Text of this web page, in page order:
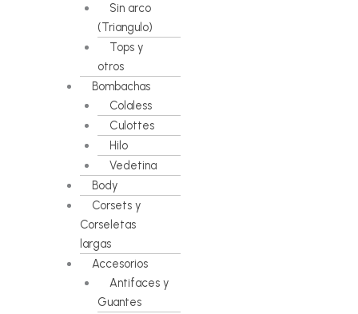
Sin arco
(Triangulo)
Tops y
otros
Bombachas
Colaless
Culottes
Hilo
Vedetina
Body
Corsets y
Corseletas
largas
Accesorios
Antifaces y
Guantes